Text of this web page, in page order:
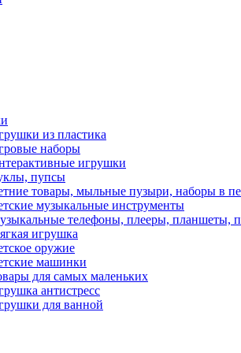
из пластика
наборы
игрушки
пупсы
товары, мыльные пузыри, наборы в
музыкальные инструменты
телефоны, плееры, планшеты,
игрушка
оружие
машинки
для самых маленьких
антистресс
для ванной